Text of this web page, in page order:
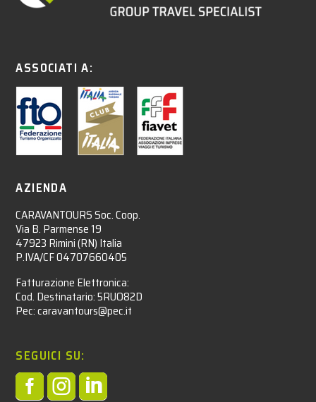
ASSOCIATI A:
AZIENDA
CARAVANTOURS Soc. Coop.
Via B. Parmense 19
47923 Rimini (RN) Italia
P.IVA/CF 04707660405
Fatturazione Elettronica:
Cod. Destinatario: 5RUO82D
Pec: caravantours@pec.it
SEGUICI SU:
